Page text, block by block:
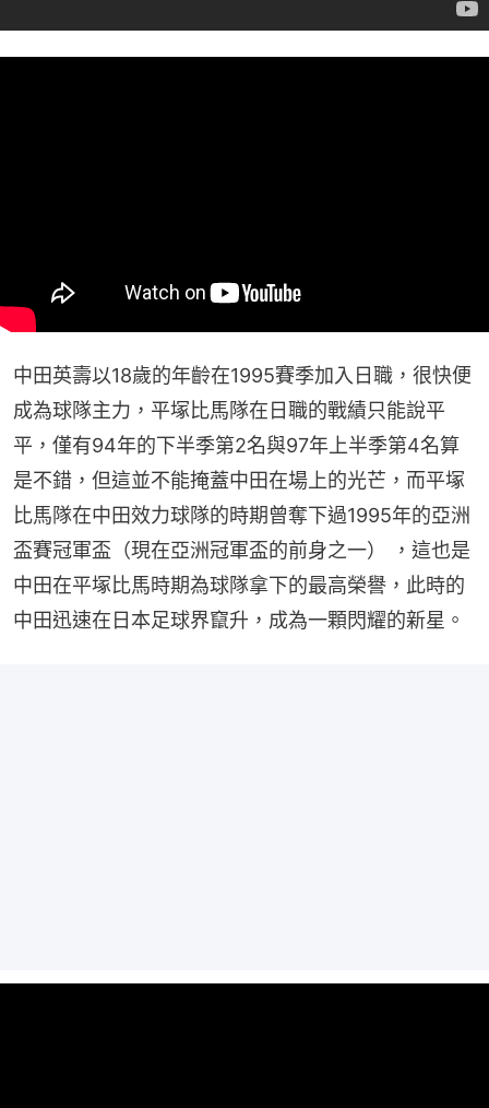
中田英壽以18歲的年齡在1995賽季加入日職，很快便
成為球隊主力，平塚比馬隊在日職的戰績只能說平
平，僅有94年的下半季第2名與97年上半季第4名算
是不錯，但這並不能掩蓋中田在場上的光芒，而平塚
比馬隊在中田效力球隊的時期曾奪下過1995年的亞洲
盃賽冠軍盃（現在亞洲冠軍盃的前身之一） ，這也是
中田在平塚比馬時期為球隊拿下的最高榮譽，此時的
中田迅速在日本足球界竄升，成為一顆閃耀的新星。